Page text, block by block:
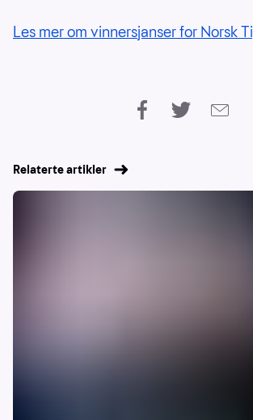
Les mer om vinnersjanser for Norsk
Relaterte artikler